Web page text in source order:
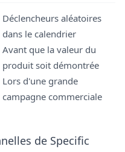
Déclencheurs aléatoires
dans le calendrier
Avant que la valeur du
produit soit démontrée
Lors d'une grande
campagne commerciale
de Specific